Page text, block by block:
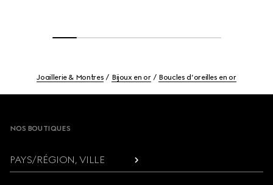
Joaillerie & Montres Bijoux en or Boucles d’oreilles en or
NOS BOUTIQUES
PAYS/RÉGION, VILLE